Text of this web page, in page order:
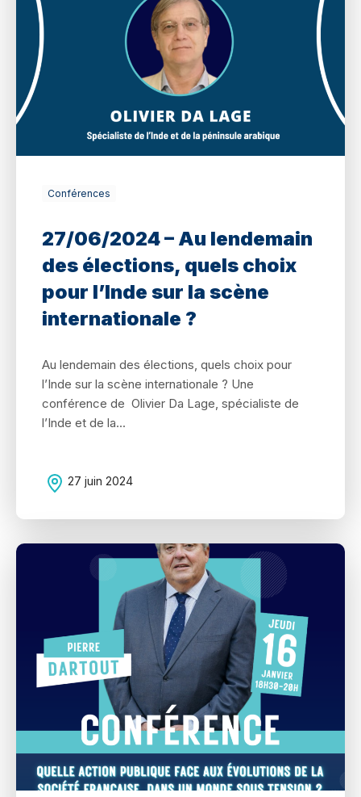
Conférences
27/06/2024 – Au lendemain
des élections, quels choix
pour l’Inde sur la scène
internationale ?
Au lendemain des élections, quels choix pour
l’Inde sur la scène internationale ? Une
conférence de Olivier Da Lage, spécialiste de
l’Inde et de la...
27 juin 2024